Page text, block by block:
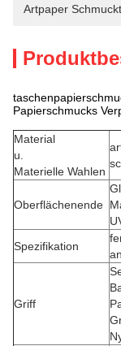
Artpaper
Papierschmucks
Material
u.
Materielle Wahlen
Oberflächenende
Spezifikation
an
Griff